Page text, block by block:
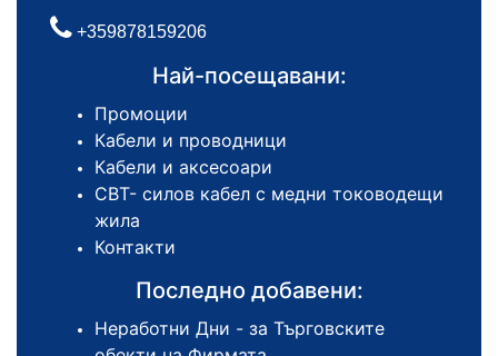
+359878159206
Най-посещавани:
Промоции
Кабели и проводници
Кабели и аксесоари
СВТ- силов кабел с медни тоководещи
жила
Контакти
Последно добавени:
Неработни Дни - за Търговските